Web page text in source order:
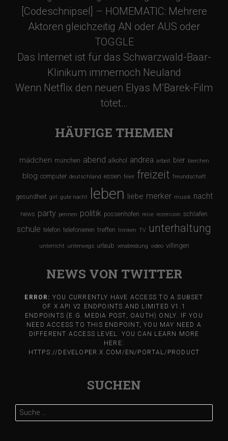
[Codeschnipsel] – HOMEMATIC: Mehrere
Aktoren gleichzeitig AN oder AUS oder
TOGGLE
Das Internet ist für das Schwarzwald-Baar-
Klinikum immernoch Neuland
Wenn Netflix den neuen Elyas M’Barek-Film
tötet…
HÄUFIGE THEMEN
mädchen münchen abend alkohol andrea arbeit bier bierchen
blog computer deutschland essen feier freizeit freundschaft
gesundheit girl gute nacht leben liebe merker musik nacht
news party pennen politik possenhofen reise rezension schlafen
schule telefon telefonieren treffen trinken TV unterhaltung
unterricht unterwegs urlaub verabredung video villingen
NEWS VON TWITTER
ERROR: YOU CURRENTLY HAVE ACCESS TO A SUBSET
OF X API V2 ENDPOINTS AND LIMITED V1.1
ENDPOINTS (E.G. MEDIA POST, OAUTH) ONLY. IF YOU
NEED ACCESS TO THIS ENDPOINT, YOU MAY NEED A
DIFFERENT ACCESS LEVEL. YOU CAN LEARN MORE
HERE:
HTTPS://DEVELOPER.X.COM/EN/PORTAL/PRODUCT
SUCHEN
nach: